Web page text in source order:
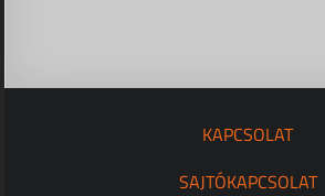
KAPCSOLAT
SAJTÓKAPCSOLAT